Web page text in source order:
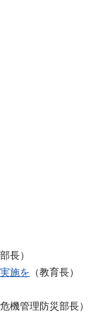
長）
施を （教育長）
危機管理防災部長）